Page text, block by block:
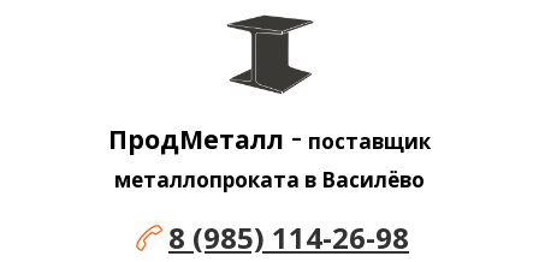
ПродМеталл - поставщик
металлопроката в Василёво
8 (985) 114-26-98